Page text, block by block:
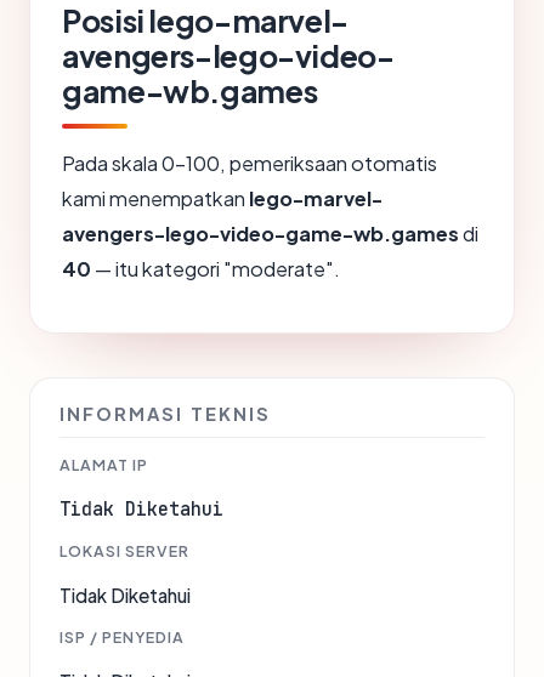
Posisi lego-marvel-
avengers-lego-video-
game-wb.games
Pada skala 0-100, pemeriksaan otomatis
kami menempatkan lego-marvel-
avengers-lego-video-game-wb.gamesdi
40 — itu kategori "moderate".
INFORMASI TEKNIS
ALAMAT IP
Tidak Diketahui
LOKASI SERVER
Tidak Diketahui
ISP / PENYEDIA